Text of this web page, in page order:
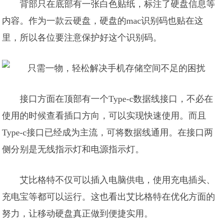
背部只在底部有一张白色贴纸，标注了硬盘信息等
内容。作为一款云硬盘，硬盘的mac识别码也贴在这
里，所以各位要注意保护好这个识别码。
接口方面在顶部有一个Type-c数据线接口，不必在
使用的时候查看插口方向，可以实现快速使用。而且
Type-c接口已经成为主流，可将数据线通用。在接口两
侧分别是无线指示灯和电源指示灯。
艾比格特不仅可以插入电脑供电，使用充电插头、
充电宝等都可以运行。这也看出艾比格特在优化方面的
努力，让移动硬盘真正做到便捷实用。